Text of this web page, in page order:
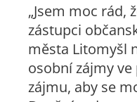
„Jsem moc rád,
zástupci
města Litomyšl
osobní zájmy
zájmu, aby se